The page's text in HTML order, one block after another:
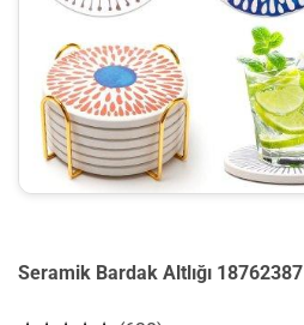
Seramik Bardak Altlığı 18762387